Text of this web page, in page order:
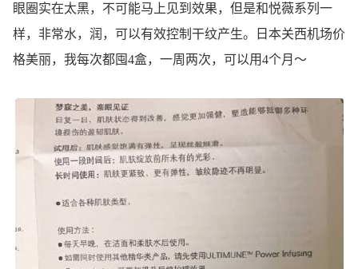
眼圈实在太黑，不可能马上见到效果，但是和悦薇系列一
样，非常水，润，可以有效控制干纹产生。日本关西机场价
格美丽，我每次都囤4盒，一周两次，可以用4个月～